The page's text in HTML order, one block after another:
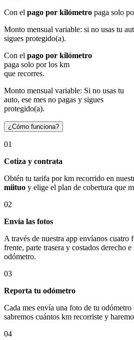
Con el pago por kilómetro paga solo
Monto mensual variable: si no usas tu
sigues protegido(a).
Con el pago por kilómetro
paga solo por los km
que recorres.
Monto mensual variable: Si no usas tu
auto, ese mes no pagas y sigues
protegido(a).
¿Cómo funciona?
01
Cotiza y contrata
Obtén tu tarifa por km recorrido en
miituo y elige el plan de cobertura que
02
Envía las fotos
A través de nuestra app envíanos cuatro
frente, parte trasera y costados derecho
odómetro.
03
Reporta tu odómetro
Cada mes envía una foto de tu odómetro
sabremos cuántos km recorriste y
04